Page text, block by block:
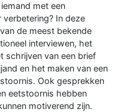
met een
In deze
de meest bekende
interviewen, het
schrijven van een brief
en het maken van een
Ook gesprekken
eetstoornis hebben
motiverend zijn.